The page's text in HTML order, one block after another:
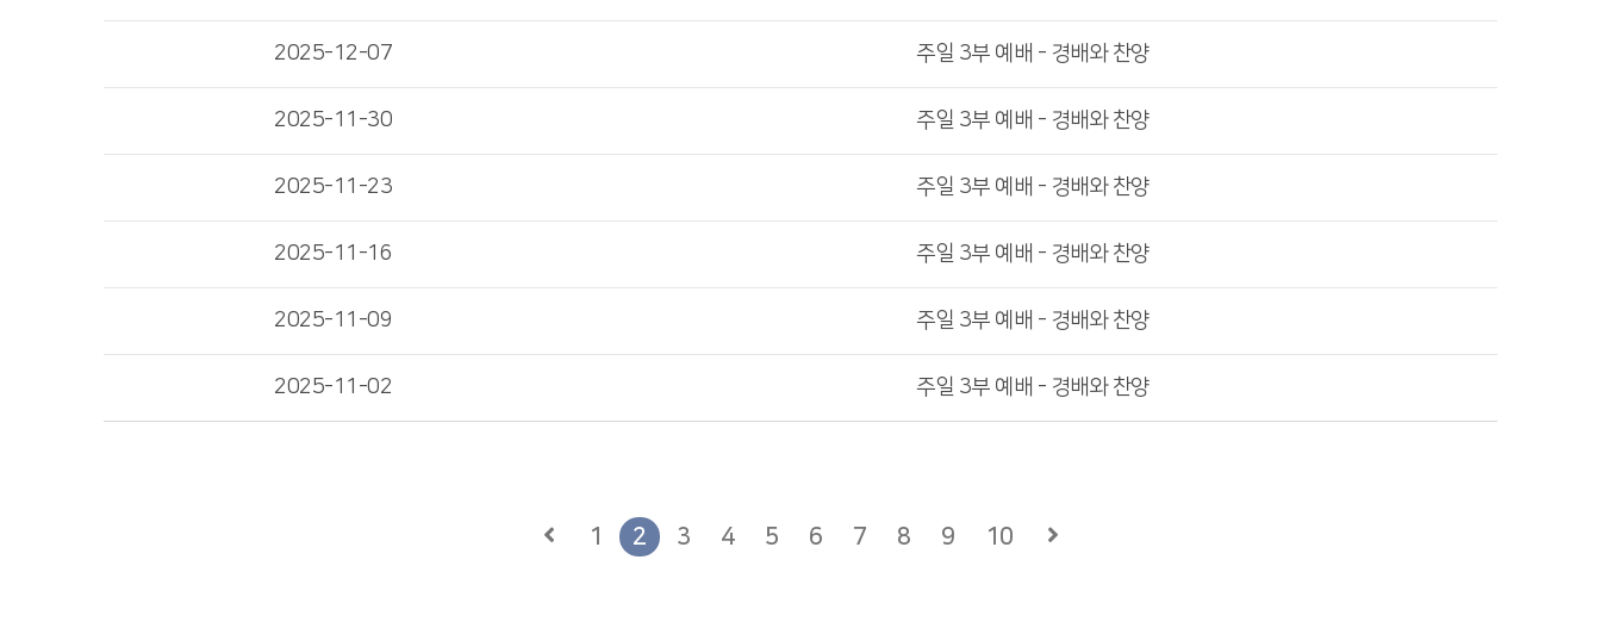
2025-12-07 주일 3부 예배 - 경배와 찬양
2025-11-30 주일 3부 예배 - 경배와 찬양
2025-11-23 주일 3부 예배 - 경배와 찬양
2025-11-16 주일 3부 예배 - 경배와 찬양
2025-11-09 주일 3부 예배 - 경배와 찬양
2025-11-02 주일 3부 예배 - 경배와 찬양
1 2 3 4 5 6 7 8 9 10